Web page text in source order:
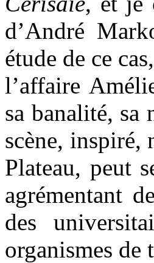
d’André
étude de ce
l’affaire
sa banalité,
scène, inspiré,
Plateau, peut
agrémentant
des
organismes de